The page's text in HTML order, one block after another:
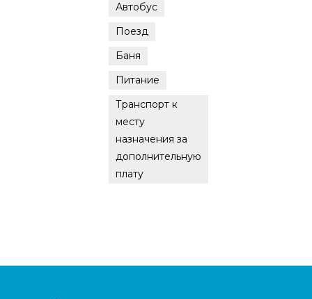
Автобус
Поезд
Баня
Питание
Транспорт к
месту
назначения за
дополнительную
плату